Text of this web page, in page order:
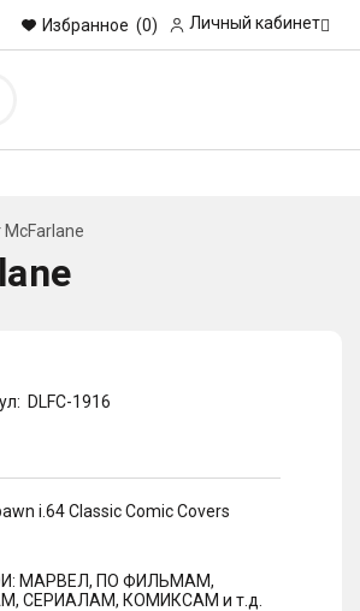
Избранное (0) Личный кабинет
DLFC-1916
i.64 Classic Comic Covers
МАРВЕЛ, ПО ФИЛЬМАМ,
СЕРИАЛАМ, КОМИКСАМ и т.д.